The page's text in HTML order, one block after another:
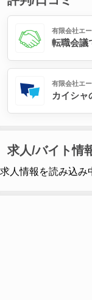
有限会社エ
転職会議
有限会社エ
カイシャ
求人/バイト情
求人情報を読み込み